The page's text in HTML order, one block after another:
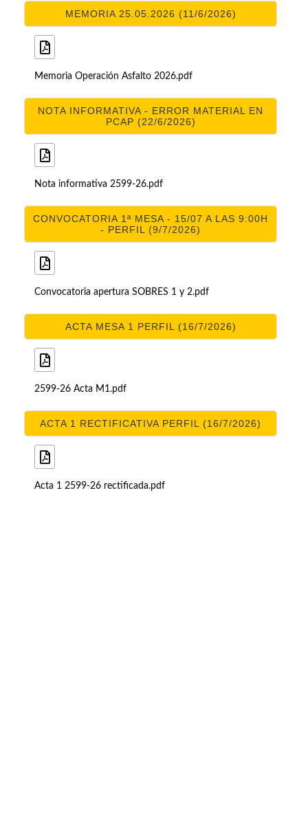
MEMORIA 25.05.2026 (11/6/2026)
Memoria Operación Asfalto 2026.pdf
NOTA INFORMATIVA - ERROR MATERIAL EN
PCAP (22/6/2026)
Nota informativa 2599-26.pdf
CONVOCATORIA 1ª MESA - 15/07 A LAS 9:00H
- PERFIL (9/7/2026)
Convocatoria apertura SOBRES 1 y 2.pdf
ACTA MESA 1 PERFIL (16/7/2026)
2599-26 Acta M1.pdf
ACTA 1 RECTIFICATIVA PERFIL (16/7/2026)
Acta 1 2599-26 rectificada.pdf